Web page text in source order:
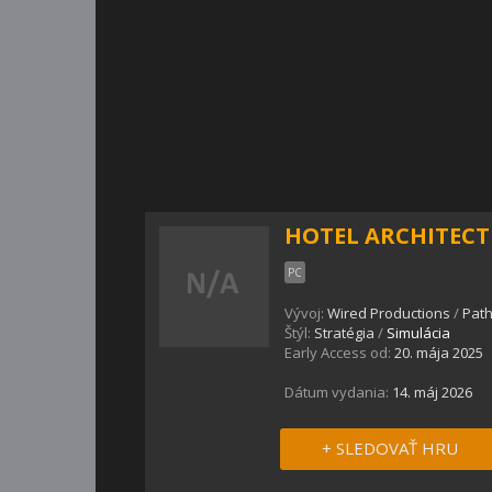
HOTEL ARCHITECT
PC
Vývoj: Wired Productions /
Štýl: Stratégia / Simulácia
Early Access od: 20. mája 2025
Dátum vydania: 14. máj 2026
+ SLEDOVAŤ HRU